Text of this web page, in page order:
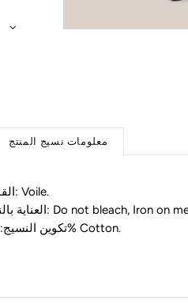
معلومات نسيج المنتج
القماش: Voile.
العناية بالنسيج: Do not bleach, Iron on
تكوين النسيج:100% Cotton.